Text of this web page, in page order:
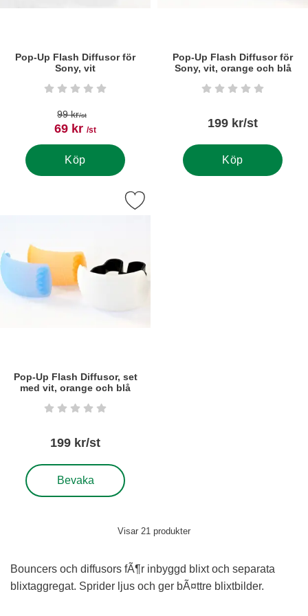
Pop-Up Flash Diffusor för
Sony, vit
Art. nr5436 Betyg: 0 stjärnor av 5
tidigare pris
99 kr/st
rea pris
69 kr /st
Köp
Pop-Up Flash Diffusor för
Sony, vit, orange och blå
Art. nr5454 Betyg: 0 stjärnor
199 kr/st
Köp
Pop-Up Flash Diffusor, set
med vit, orange och blå
Art. nr5485 Betyg: 0 stjärnor av 5
199 kr/st
Bevaka
, Pop-Up Flash Diffusor, set med vit, orange och blå
pop-Up Flash Diffusor, set med vit, orange och blå som favorit
Visar 21 produkter
Bouncers och diffusors fÃ¶r inbyggd blixt och separata
blixtaggregat. Sprider ljus och ger bÃ¤ttre blixtbilder.